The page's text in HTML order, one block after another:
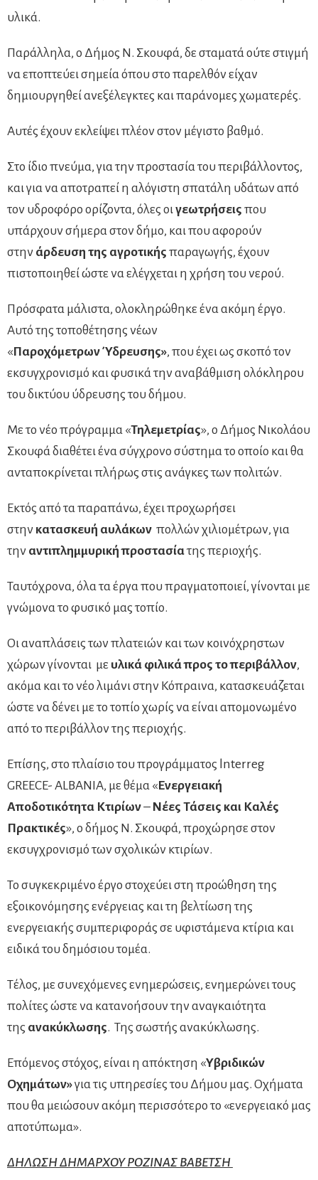
υλικά.
Παράλληλα, ο Δήμος Ν. Σκουφά, δε σταματά ούτε στιγμή
να εποπτεύει σημεία όπου στο παρελθόν είχαν
δημιουργηθεί ανεξέλεγκτες και παράνομες χωματερές.
Αυτές έχουν εκλείψει πλέον στον μέγιστο βαθμό.
Στο ίδιο πνεύμα, για την προστασία του περιβάλλοντος,
και για να αποτραπεί η αλόγιστη σπατάλη υδάτων από
τον υδροφόρο ορίζοντα, όλες οιγεωτρήσεις που
υπάρχουν σήμερα στον δήμο, και που αφορούν
στην άρδευση της αγροτικής παραγωγής, έχουν
πιστοποιηθεί ώστε να ελέγχεται η χρήση του νερού.
Πρόσφατα μάλιστα, ολοκληρώθηκε ένα ακόμη έργο.
Αυτό της τοποθέτησης νέων
«ΠαροχόμετρωνΎδρευσης», που έχει ως σκοπό τον
εκσυγχρονισμό και φυσικά την αναβάθμιση ολόκληρου
του δικτύου ύδρευσης του δήμου.
Με το νέο πρόγραμμα «Τηλεμετρίας», ο Δήμος Νικολάου
Σκουφά διαθέτει ένα σύγχρονο σύστημα το οποίο και θα
ανταποκρίνεται πλήρως στις ανάγκες των πολιτών.
Εκτός από τα παραπάνω, έχει προχωρήσει
στην κατασκευή αυλάκων πολλών χιλιομέτρων, για
την αντιπλημμυρική προστασίατης περιοχής.
Ταυτόχρονα, όλα τα έργα που πραγματοποιεί, γίνονται με
γνώμονα το φυσικό μας τοπίο.
Οι αναπλάσεις των πλατειών και των κοινόχρηστων
χώρων γίνονται με υλικά φιλικά προς το περιβάλλον,
ακόμα και το νέο λιμάνι στην Κόπραινα, κατασκευάζεται
ώστε να δένει με το τοπίο χωρίς να είναι απομονωμένο
από το περιβάλλον της περιοχής.
Επίσης, στο πλαίσιο του προγράμματος lnterreg
GREECE- ALBANIA, με θέμα «Ενεργειακή
Αποδοτικότητα Κτιρίων– Νέες Τάσεις και Καλές
Πρακτικές», ο δήμος Ν. Σκουφά, προχώρησε στον
εκσυγχρονισμό των σχολικών κτιρίων.
Το συγκεκριμένο έργο στοχεύει στη προώθηση της
εξοικονόμησης ενέργειας και τη βελτίωση της
ενεργειακής συμπεριφοράς σε υφιστάμενα κτίρια και
ειδικά του δημόσιου τομέα.
Τέλος, με συνεχόμενες ενημερώσεις, ενημερώνει τους
πολίτες ώστε να κατανοήσουν την αναγκαιότητα
της ανακύκλωσης. Της σωστής ανακύκλωσης.
Επόμενος στόχος, είναι η απόκτηση «Υβριδικών
Οχημάτων»για τις υπηρεσίες του Δήμου μας. Οχήματα
που θα μειώσουν ακόμη περισσότερο το «ενεργειακό μας
αποτύπωμα».
ΔΗΛΩΣΗ ΔΗΜΑΡΧΟΥ ΡΟΖΙΝΑΣ ΒΑΒΕΤΣΗ